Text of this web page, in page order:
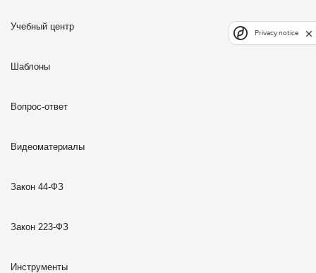
Учебный центр
Шаблоны
Вопрос-ответ
Видеоматериалы
Закон 44-ФЗ
Закон 223-ФЗ
Инструменты
Privacy notice